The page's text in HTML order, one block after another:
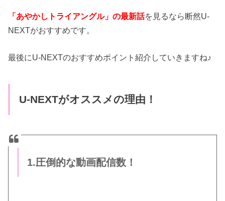
「あやかしトライアングル」の最新話を見るなら断然U-
NEXTがおすすめです。
最後にU-NEXTのおすすめポイント紹介していきますね♪
U-NEXTがオススメの理由！
1.圧倒的な動画配信数！